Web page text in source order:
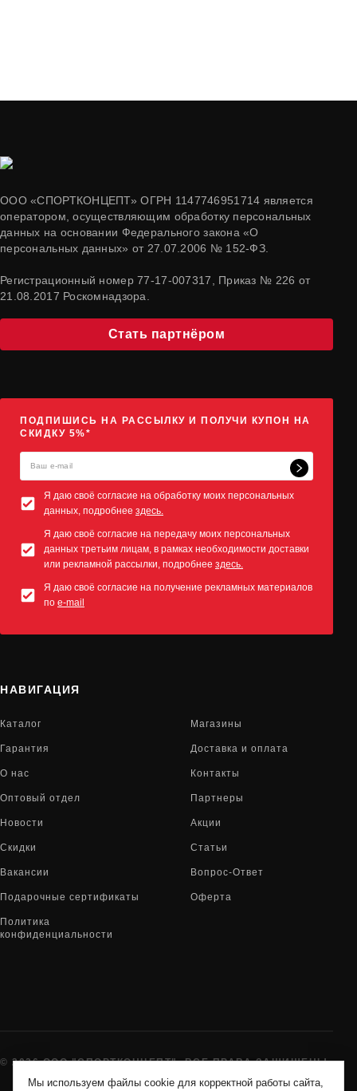
ООО «СПОРТКОНЦЕПТ» ОГРН 1147746951714 является
оператором, осуществляющим обработку персональных
данных на основании Федерального закона «О
персональных данных» от 27.07.2006 № 152-ФЗ.
Регистрационный номер 77-17-007317, Приказ № 226 от
21.08.2017 Роскомнадзора.
Стать партнёром
ПОДПИШИСЬ НА РАССЫЛКУ И ПОЛУЧИ КУПОН НА
СКИДКУ 5%*
Я даю своё согласие на обработку моих персональных
данных, подробнее здесь.
Я даю своё согласие на передачу моих персональных
данных третьим лицам, в рамках необходимости доставки
или рекламной рассылки, подробнее здесь.
Я даю своё согласие на получение рекламных материалов
по e-mail
НАВИГАЦИЯ
Каталог Магазины
Гарантия Доставка и оплата
О нас Контакты
Оптовый отдел Партнеры
Новости Акции
Скидки Статьи
Вакансии Вопрос-Ответ
Подарочные сертификаты Оферта
Политика
конфиденциальности
© 2026 ООО "СПОРТКОНЦЕПТ". ВСЕ ПРАВА ЗАЩИЩЕНЫ
Мы используем файлы cookie для корректной работы сайта,